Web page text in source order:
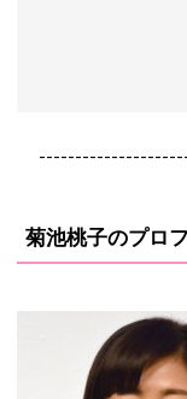
菊池桃子のプロ